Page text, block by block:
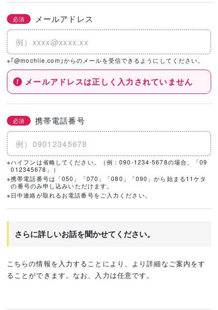
必須 メールアドレス
※｢@mochiie.com｣からのメールを受信できるようにしてください。
メールアドレスは正しく入力されていません
必須 携帯電話番号
※ハイフンは省略してください。（例：090-1234-5678の場合、「09
012345678」）
※携帯電話番号は「050」「070」「080」「090」から始まる11ケタ
の番号のみ申し込みいただけます。
※日中連絡が取れるお電話番号をご入力ください。
さらに詳しいお話を聞かせてください。
こちらの情報を入力することにより、より詳細なご案内をす
ることができます。なお、入力は任意です。